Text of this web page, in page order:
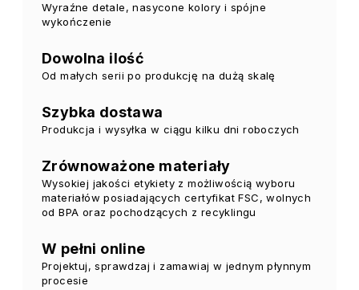
Wyraźne detale, nasycone kolory i spójne
wykończenie
Dowolna ilość
Od małych serii po produkcję na dużą skalę
Szybka dostawa
Produkcja i wysyłka w ciągu kilku dni roboczych
Zrównoważone materiały
Wysokiej jakości etykiety z możliwością wyboru
materiałów posiadających certyfikat FSC, wolnych
od BPA oraz pochodzących z recyklingu
W pełni online
Projektuj, sprawdzaj i zamawiaj w jednym płynnym
procesie